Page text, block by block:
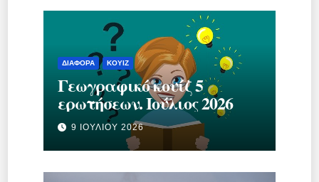
ΔΙΆΦΟΡΑ ΚΟΥΊΖ
Γεωγραφικό κουίζ 5
ερωτήσεων. Ιούλιος 2026
9 ΙΟΥΛΊΟΥ 2026